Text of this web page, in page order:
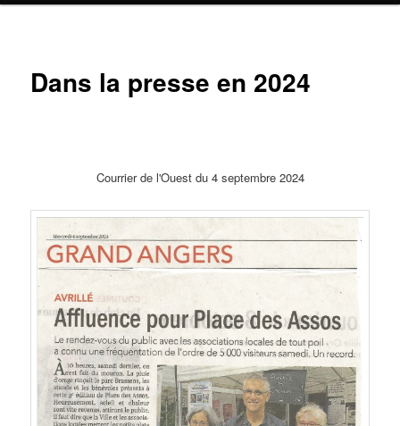
Dans la presse en 2024
Courrier de l'Ouest du 4 septembre 2024